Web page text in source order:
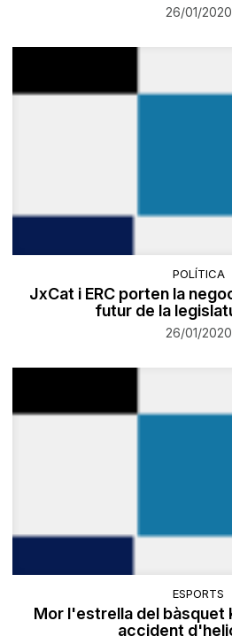
26/01/2020
POLÍTICA
JxCat i ERC porten la
futur de la
26/01/2020
ESPORTS
Mor l'estrella del bàsquet
accident